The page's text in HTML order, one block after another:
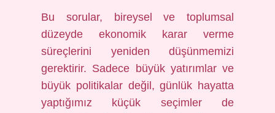
Bu sorular, bireysel ve toplumsal
düzeyde ekonomik karar verme
süreçlerini yeniden düşünmemizi
gerektirir. Sadece büyük yatırımlar ve
büyük politikalar değil, günlük hayatta
yaptığımız küçük seçimler de